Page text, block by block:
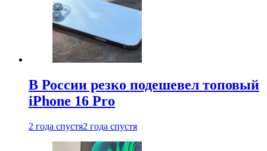
В России резко подешевел топовый
iPhone 16 Pro
2 года спустя2 года спустя